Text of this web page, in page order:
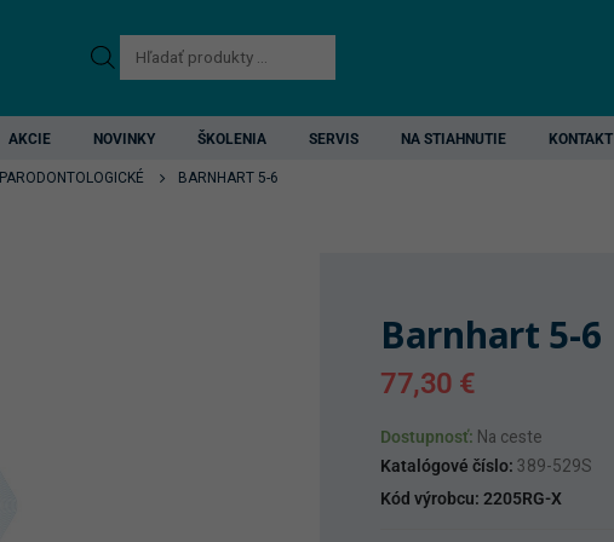
Products
search
AKCIE NOVINKY ŠKOLENIA SERVIS NA STIAHNUTIE KONTAKT
PARODONTOLOGICKÉ BARNHART 5-6
Barnhart 5-6
77,30 €
Dostupnosť: Na ceste
Katalógové číslo: 389-529S
Kód výrobcu: 2205RG-X